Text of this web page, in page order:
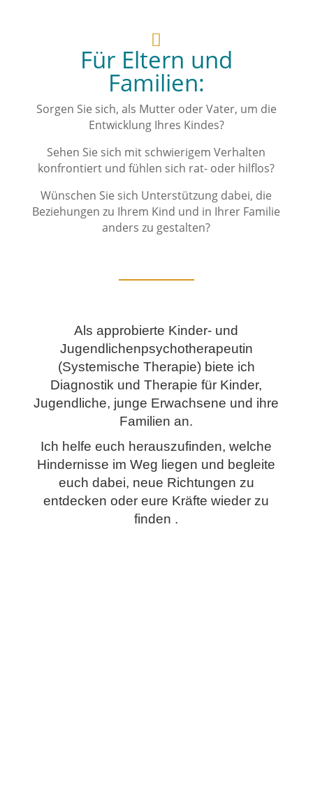

Für Eltern und
Familien:
Sorgen Sie sich, als Mutter oder Vater, um die
Entwicklung Ihres Kindes?
Sehen Sie sich mit schwierigem Verhalten
konfrontiert und fühlen sich rat- oder hilflos?
Wünschen Sie sich Unterstützung dabei, die
Beziehungen zu Ihrem Kind und in Ihrer Familie
anders zu gestalten?
Als approbierte Kinder- und
Jugendlichenpsychotherapeutin
(Systemische Therapie) biete ich
Diagnostik und Therapie für Kinder,
Jugendliche, junge Erwachsene und ihre
Familien an.
Ich helfe euch herauszufinden, welche
Hindernisse im Weg liegen und begleite
euch dabei, neue Richtungen zu
entdecken oder eure Kräfte wieder zu
finden .